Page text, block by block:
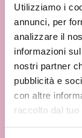
Utilizziamo i
annunci, per
analizzare il
informazioni
nostri partner
pubblicità e
con altre
raccolto dal tuo